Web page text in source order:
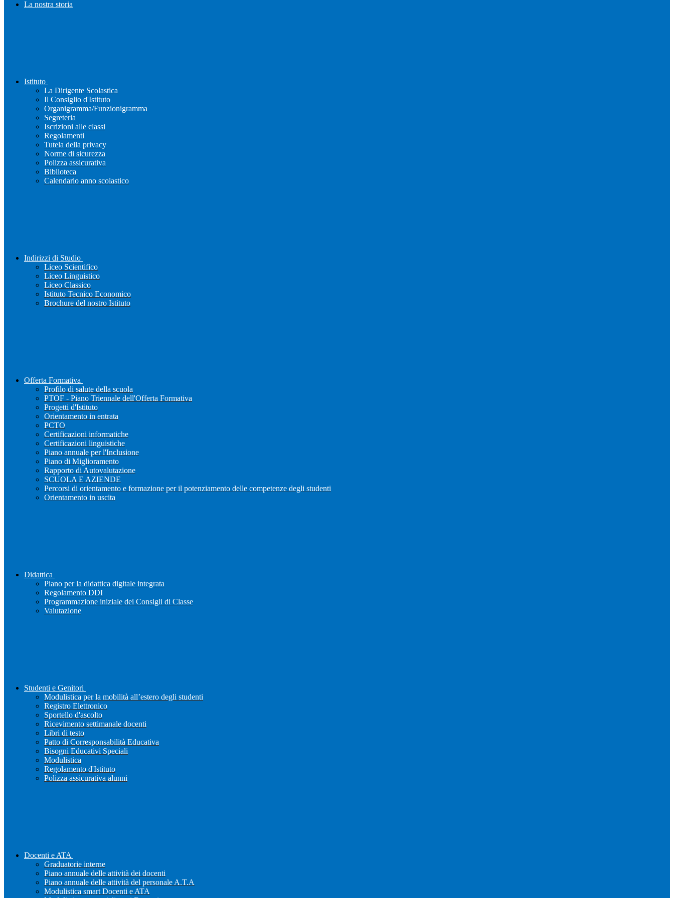
La nostra storia
Istituto
La Dirigente Scolastica
Il Consiglio d'Istituto
Organigramma/Funzionigramma
Segreteria
Iscrizioni alle classi
Regolamenti
Tutela della privacy
Norme di sicurezza
Polizza assicurativa
Biblioteca
Calendario anno scolastico
Indirizzi di Studio
Liceo Scientifico
Liceo Linguistico
Liceo Classico
Istituto Tecnico Economico
Brochure del nostro Istituto
Offerta Formativa
Profilo di salute della scuola
PTOF - Piano Triennale dell'Offerta Formativa
Progetti d'Istituto
Orientamento in entrata
PCTO
Certificazioni informatiche
Certificazioni linguistiche
Piano annuale per l'Inclusione
Piano di Miglioramento
Rapporto di Autovalutazione
SCUOLA E AZIENDE
Percorsi di orientamento e formazione per il potenziamento delle competenze degli studenti
Orientamento in uscita
Didattica
Piano per la didattica digitale integrata
Regolamento DDI
Programmazione iniziale dei Consigli di Classe
Valutazione
Studenti e Genitori
Modulistica per la mobilità all’estero degli studenti
Registro Elettronico
Sportello d'ascolto
Ricevimento settimanale docenti
Libri di testo
Patto di Corresponsabilità Educativa
Bisogni Educativi Speciali
Modulistica
Regolamento d'Istituto
Polizza assicurativa alunni
Docenti e ATA
Graduatorie interne
Piano annuale delle attività dei docenti
Piano annuale delle attività del personale A.T.A
Modulistica smart Docenti e ATA